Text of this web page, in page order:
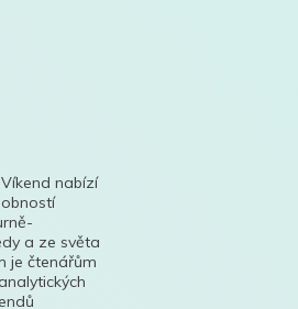
nabízí
a ze světa
je čtenářům